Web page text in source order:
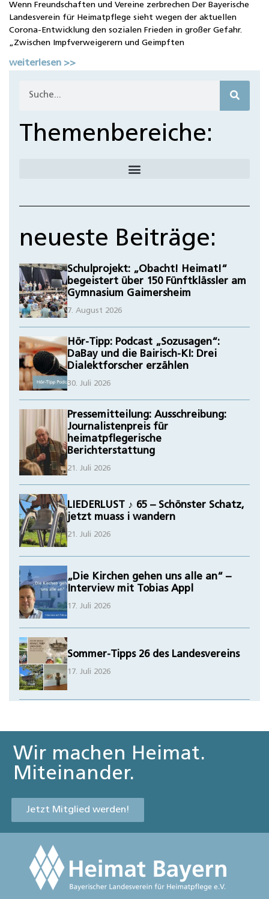
Wenn Freundschaften und Vereine zerbrechen Der Bayerische
Landesverein für Heimatpflege sieht wegen der aktuellen
Corona-Entwicklung den sozialen Frieden in großer Gefahr.
„Zwischen Impfverweigerern und Geimpften
weiterlesen >>
Themenbereiche:
neueste Beiträge:
Schulprojekt: „Obacht! Heimat!“
begeistert über 150 Fünftklässler am
Gymnasium Gaimersheim
7. August 2026
Hör-Tipp: Podcast „Sozusagen“:
DaBay und die Bairisch-KI: Drei
Dialektforscher erzählen
30. Juli 2026
Pressemitteilung: Ausschreibung:
Journalistenpreis für
heimatpflegerische
Berichterstattung
21. Juli 2026
LIEDERLUST ♪ 65 – Schönster Schatz,
jetzt muass i wandern
21. Juli 2026
„Die Kirchen gehen uns alle an“ –
Interview mit Tobias Appl
17. Juli 2026
Sommer-Tipps 26 des Landesvereins
17. Juli 2026
Wir machen Heimat.
Miteinander.
Jetzt Mitglied werden!